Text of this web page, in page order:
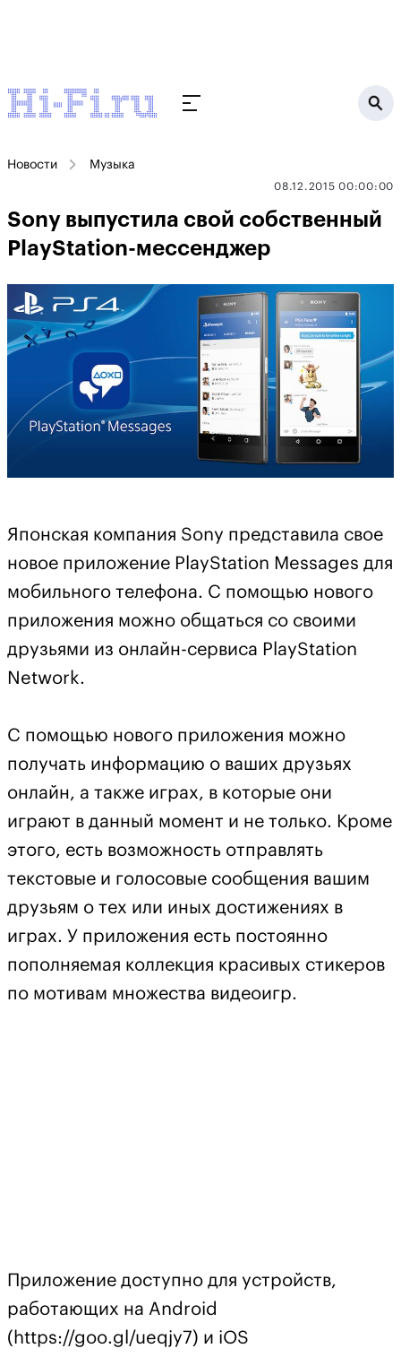
Новости Музыка
08.12.2015 00:00:00
Sony выпустила свой собственный
PlayStation-мессенджер
Японская компания Sony представила свое
новое приложение PlayStation Messages для
мобильного телефона. С помощью нового
приложения можно общаться со своими
друзьями из онлайн-сервиса PlayStation
Network.
С помощью нового приложения можно
получать информацию о ваших друзьях
онлайн, а также играх, в которые они
играют в данный момент и не только. Кроме
этого, есть возможность отправлять
текстовые и голосовые сообщения вашим
друзьям о тех или иных достижениях в
играх. У приложения есть постоянно
пополняемая коллекция красивых стикеров
по мотивам множества видеоигр.
Приложение доступно для устройств,
работающих на Android
(https://goo.gl/ueqjy7) и iOS